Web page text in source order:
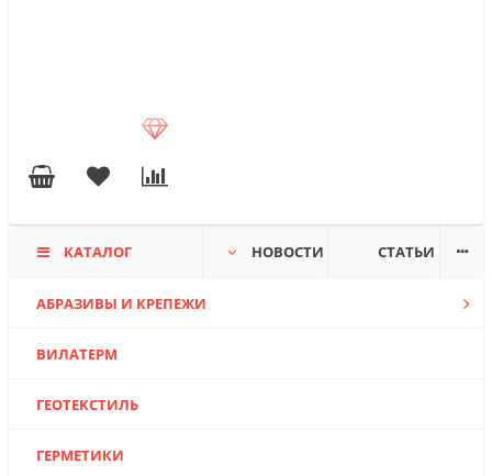
КАТАЛОГ НОВОСТИ СТАТЬИ
АБРАЗИВЫ И КРЕПЕЖИ
ВИЛАТЕРМ
ГЕОТЕКСТИЛЬ
ГЕРМЕТИКИ